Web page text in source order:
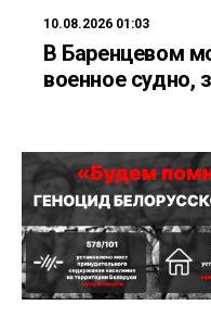
10.08.2026 01:03
В Баренцевом
военное судно,